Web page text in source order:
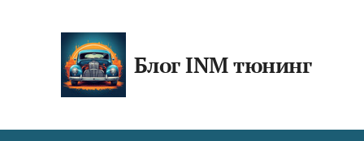
Блог INM тюнинг